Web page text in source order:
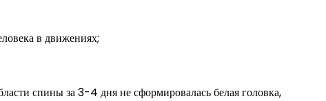
в движениях;
спины за 3-4 дня не сформировалась белая головка,